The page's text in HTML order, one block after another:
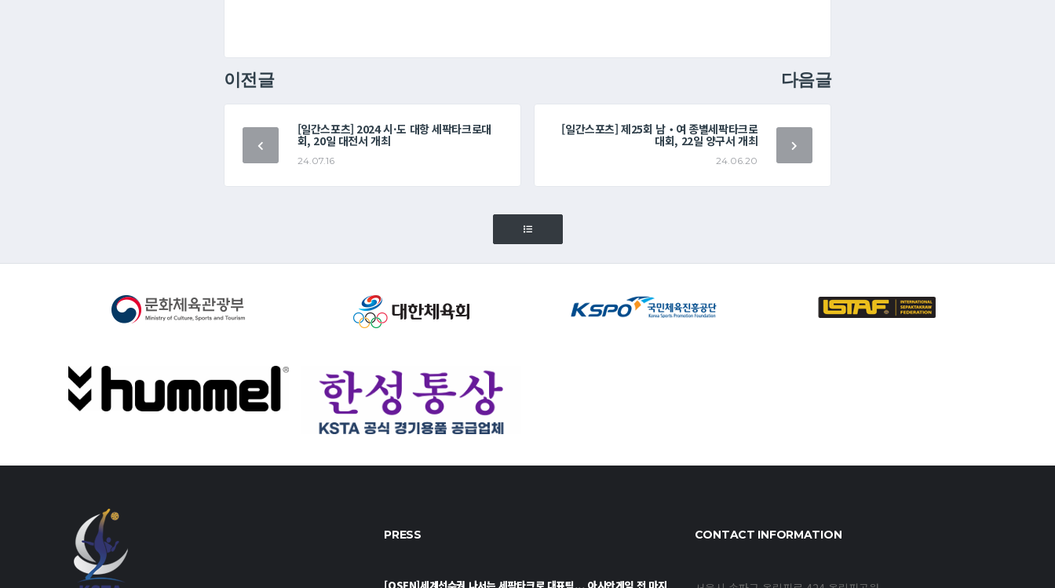
이전글
[일간스포츠] 2024 시·도 대항 세팍타크로대
회, 20일 대전서 개최
24.07.16
다음글
[일간스포츠] 제25회 남‧여 종별세팍타크로
대회, 22일 양구서 개최
24.06.20
PRESS
[OSEN]세계선수권 나서는 세팍타크로 대표팀... 아시안게임 전 마지
CONTACT INFORMATION